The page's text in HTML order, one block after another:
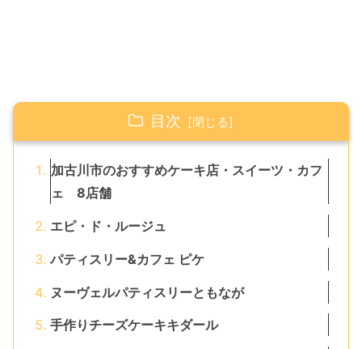
目次
加古川市のおすすめケーキ店・スイーツ・カフ
ェ 8店舗
エピ・ド・ルージュ
パティスリー&カフェ ピケ
ヌーヴェルパティスリーともなが
手作りチーズケーキキダール